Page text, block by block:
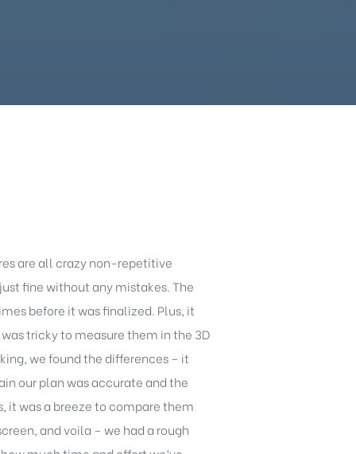
are all crazy non-repetitive
fine without any mistakes. The
before it was finalized. Plus, it
tricky to measure them in the 3D
we found the differences – it
our plan was accurate and the
it was a breeze to compare them
and voila – we had a rough